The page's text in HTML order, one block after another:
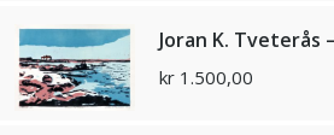
Joran K. Tveterås
kr 1.500,00